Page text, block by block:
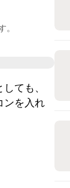
。
ても、
ンを入れ